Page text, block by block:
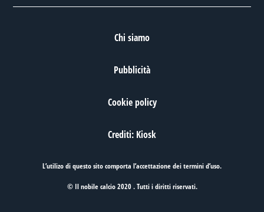
Chi siamo
Pubblicità
Cookie policy
Crediti: Kiosk
L’utilizo di questo sito comporta l’accettazione deitermini d’uso.
© Il nobile calcio 2020 . Tutti i diritti riservati.